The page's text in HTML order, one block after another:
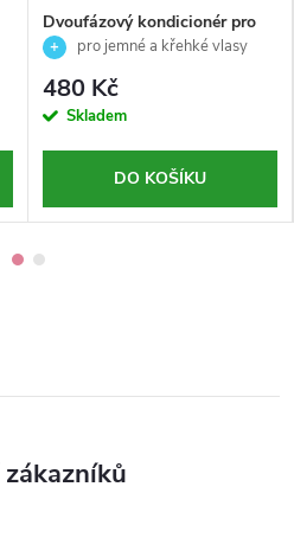
Dvoufázový kondicionér pro
jemné a křehké vlasy-
200ml
pro jemné a křehké vlasy
480 Kč
Skladem
DO KOŠÍKU